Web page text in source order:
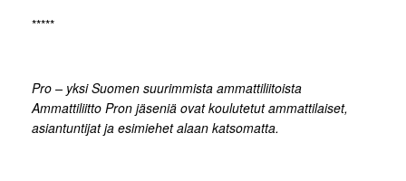
*****
Pro – yksi Suomen suurimmista ammattiliitoista
Ammattiliitto Pron jäseniä ovat koulutetut ammattilaiset,
asiantuntijat ja esimiehet alaan katsomatta.